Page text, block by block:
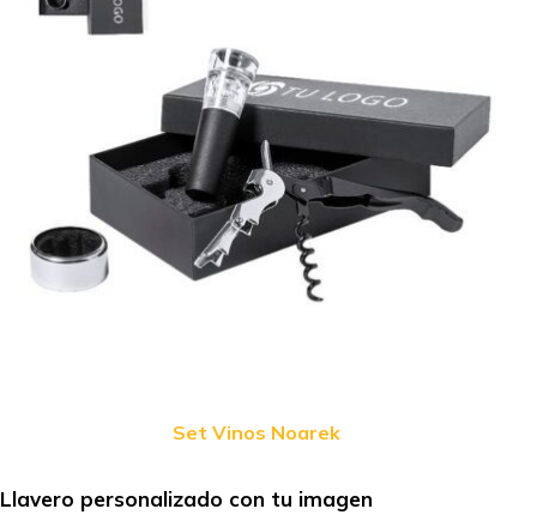
Set Vinos Noarek
Llavero personalizado con tu imagen